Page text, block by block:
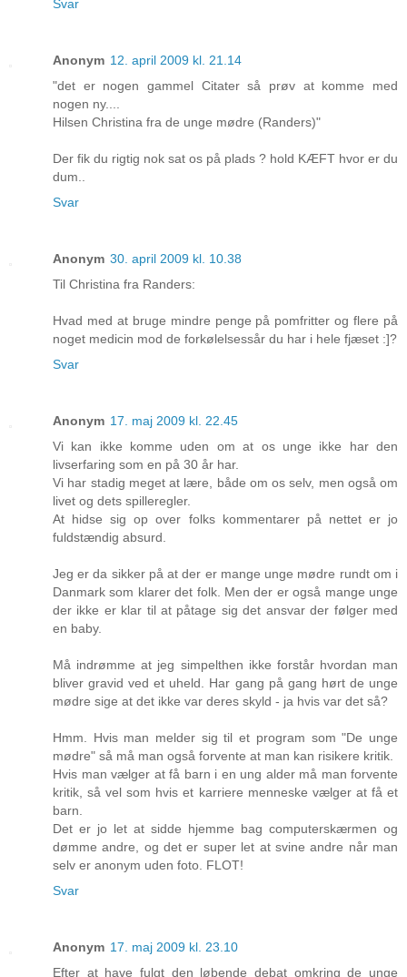
Svar
Anonym 12. april 2009 kl. 21.14
"det er nogen gammel Citater så prøv at komme med
nogen ny....
Hilsen Christina fra de unge mødre (Randers)"
Der fik du rigtig nok sat os på plads ? hold KÆFT hvor er du
dum..
Svar
Anonym 30. april 2009 kl. 10.38
Til Christina fra Randers:
Hvad med at bruge mindre penge på pomfritter og flere på
noget medicin mod de forkølelsessår du har i hele fjæset :]?
Svar
Anonym 17. maj 2009 kl. 22.45
Vi kan ikke komme uden om at os unge ikke har den
livserfaring som en på 30 år har.
Vi har stadig meget at lære, både om os selv, men også om
livet og dets spilleregler.
At hidse sig op over folks kommentarer på nettet er jo
fuldstændig absurd.
Jeg er da sikker på at der er mange unge mødre rundt om i
Danmark som klarer det folk. Men der er også mange unge
der ikke er klar til at påtage sig det ansvar der følger med
en baby.
Må indrømme at jeg simpelthen ikke forstår hvordan man
bliver gravid ved et uheld. Har gang på gang hørt de unge
mødre sige at det ikke var deres skyld - ja hvis var det så?
Hmm. Hvis man melder sig til et program som "De unge
mødre" så må man også forvente at man kan risikere kritik.
Hvis man vælger at få barn i en ung alder må man forvente
kritik, så vel som hvis et karriere menneske vælger at få et
barn.
Det er jo let at sidde hjemme bag computerskærmen og
dømme andre, og det er super let at svine andre når man
selv er anonym uden foto. FLOT!
Svar
Anonym 17. maj 2009 kl. 23.10
Efter at have fulgt den løbende debat omkring de unge